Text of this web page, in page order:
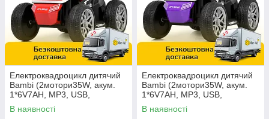
Електроквадроцикл дитячий
Bambi (2мотори35W, акум.
1*6V7AH, MP3, USB,
BLUETOOTH) M 6362E-3
Червоний
В наявності
Електроквадроцикл дитячий
Bambi (2мотори35W, акум.
1*6V7AH, MP3, USB,
BLUETOOTH) M 6362E-9
Фіолетовий
В наявності